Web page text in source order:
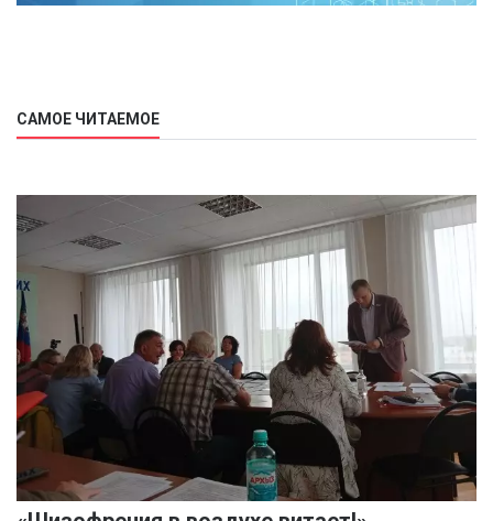
САМОЕ ЧИТАЕМОЕ